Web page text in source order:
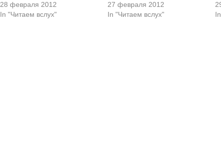
28 февраля 2012
In "Читаем вслух"
27 февраля 2012
In "Читаем вслух"